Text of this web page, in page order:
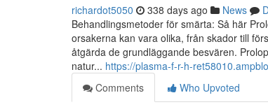
richardot5050 338 days ago News
Behandlingsmetoder för smärta: Så här
orsakerna kan vara olika, från skador till
åtgärda de grundläggande besvären.
natur... https://plasma-f-r-h-
Comments
Who Upvoted